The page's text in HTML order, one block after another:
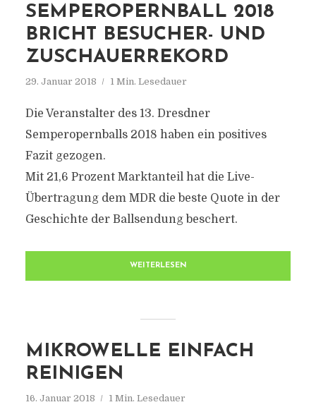
SEMPEROPERNBALL 2018
BRICHT BESUCHER- UND
ZUSCHAUERREKORD
29. Januar 2018 1 Min. Lesedauer
Die Veranstalter des 13. Dresdner
Semperopernballs 2018 haben ein positives
Fazit gezogen.
Mit 21,6 Prozent Marktanteil hat die Live-
Übertragung dem MDR die beste Quote in der
Geschichte der Ballsendung beschert.
WEITERLESEN
MIKROWELLE EINFACH
REINIGEN
16. Januar 2018 1 Min. Lesedauer